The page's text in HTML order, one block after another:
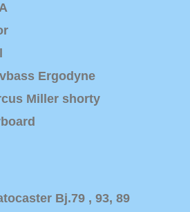
Ergodyne
Miller shorty
Bj.79 , 93, 89